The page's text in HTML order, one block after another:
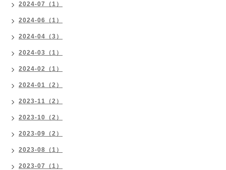
2024-07（1）
2024-06（1）
2024-04（3）
2024-03（1）
2024-02（1）
2024-01（2）
2023-11（2）
2023-10（2）
2023-09（2）
2023-08（1）
2023-07（1）